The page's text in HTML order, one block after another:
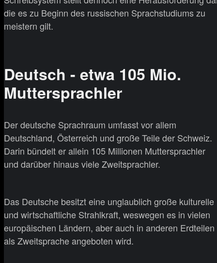
die es zu Beginn des russischen Sprachstudiums zu
meistern gilt.
Deutsch - etwa 105 Mio.
Muttersprachler
Der deutsche Sprachraum umfasst vor allem
Deutschland, Österreich und große Teile der Schweiz.
Darin bündelt er allein 105 Millionen Muttersprachler
und darüber hinaus viele Zweitsprachler.
Das Deutsche besitzt eine unglaublich große kulturelle
und wirtschaftliche Strahlkraft, weswegen es in vielen
europäischen Ländern, aber auch in anderen Erdteilen
als Zweitsprache angeboten wird.